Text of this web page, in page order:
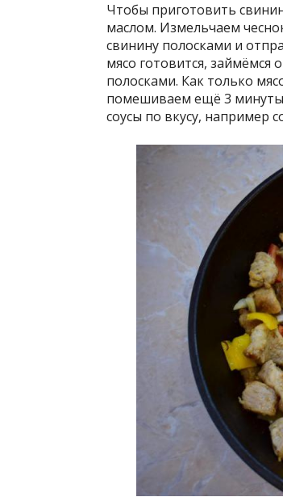
Чтобы приготовить
маслом. Измельчаем
свинину полосками и
мясо готовится,
полосками. Как только
помешиваем ещё 3
соусы по вкусу, например